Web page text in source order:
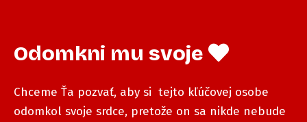
Odomkni mu svoje
Chceme Ťa pozvať, aby si tejto kľúčovej osobe
odomkol svoje srdce, pretože on sa nikde nebude